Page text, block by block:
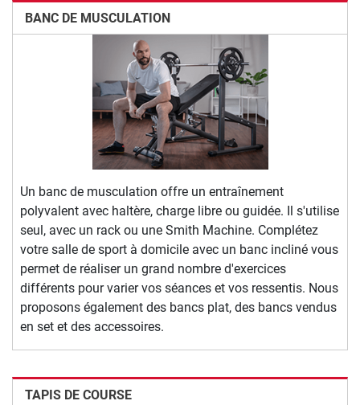
BANC DE MUSCULATION
Un banc de musculation offre un entraînement
polyvalent avec haltère, charge libre ou guidée. Il s'utilise
seul, avec un rack ou une Smith Machine. Complétez
votre salle de sport à domicile avec un banc incliné vous
permet de réaliser un grand nombre d'exercices
différents pour varier vos séances et vos ressentis. Nous
proposons également des bancs plat, des bancs vendus
en set et des accessoires.
TAPIS DE COURSE